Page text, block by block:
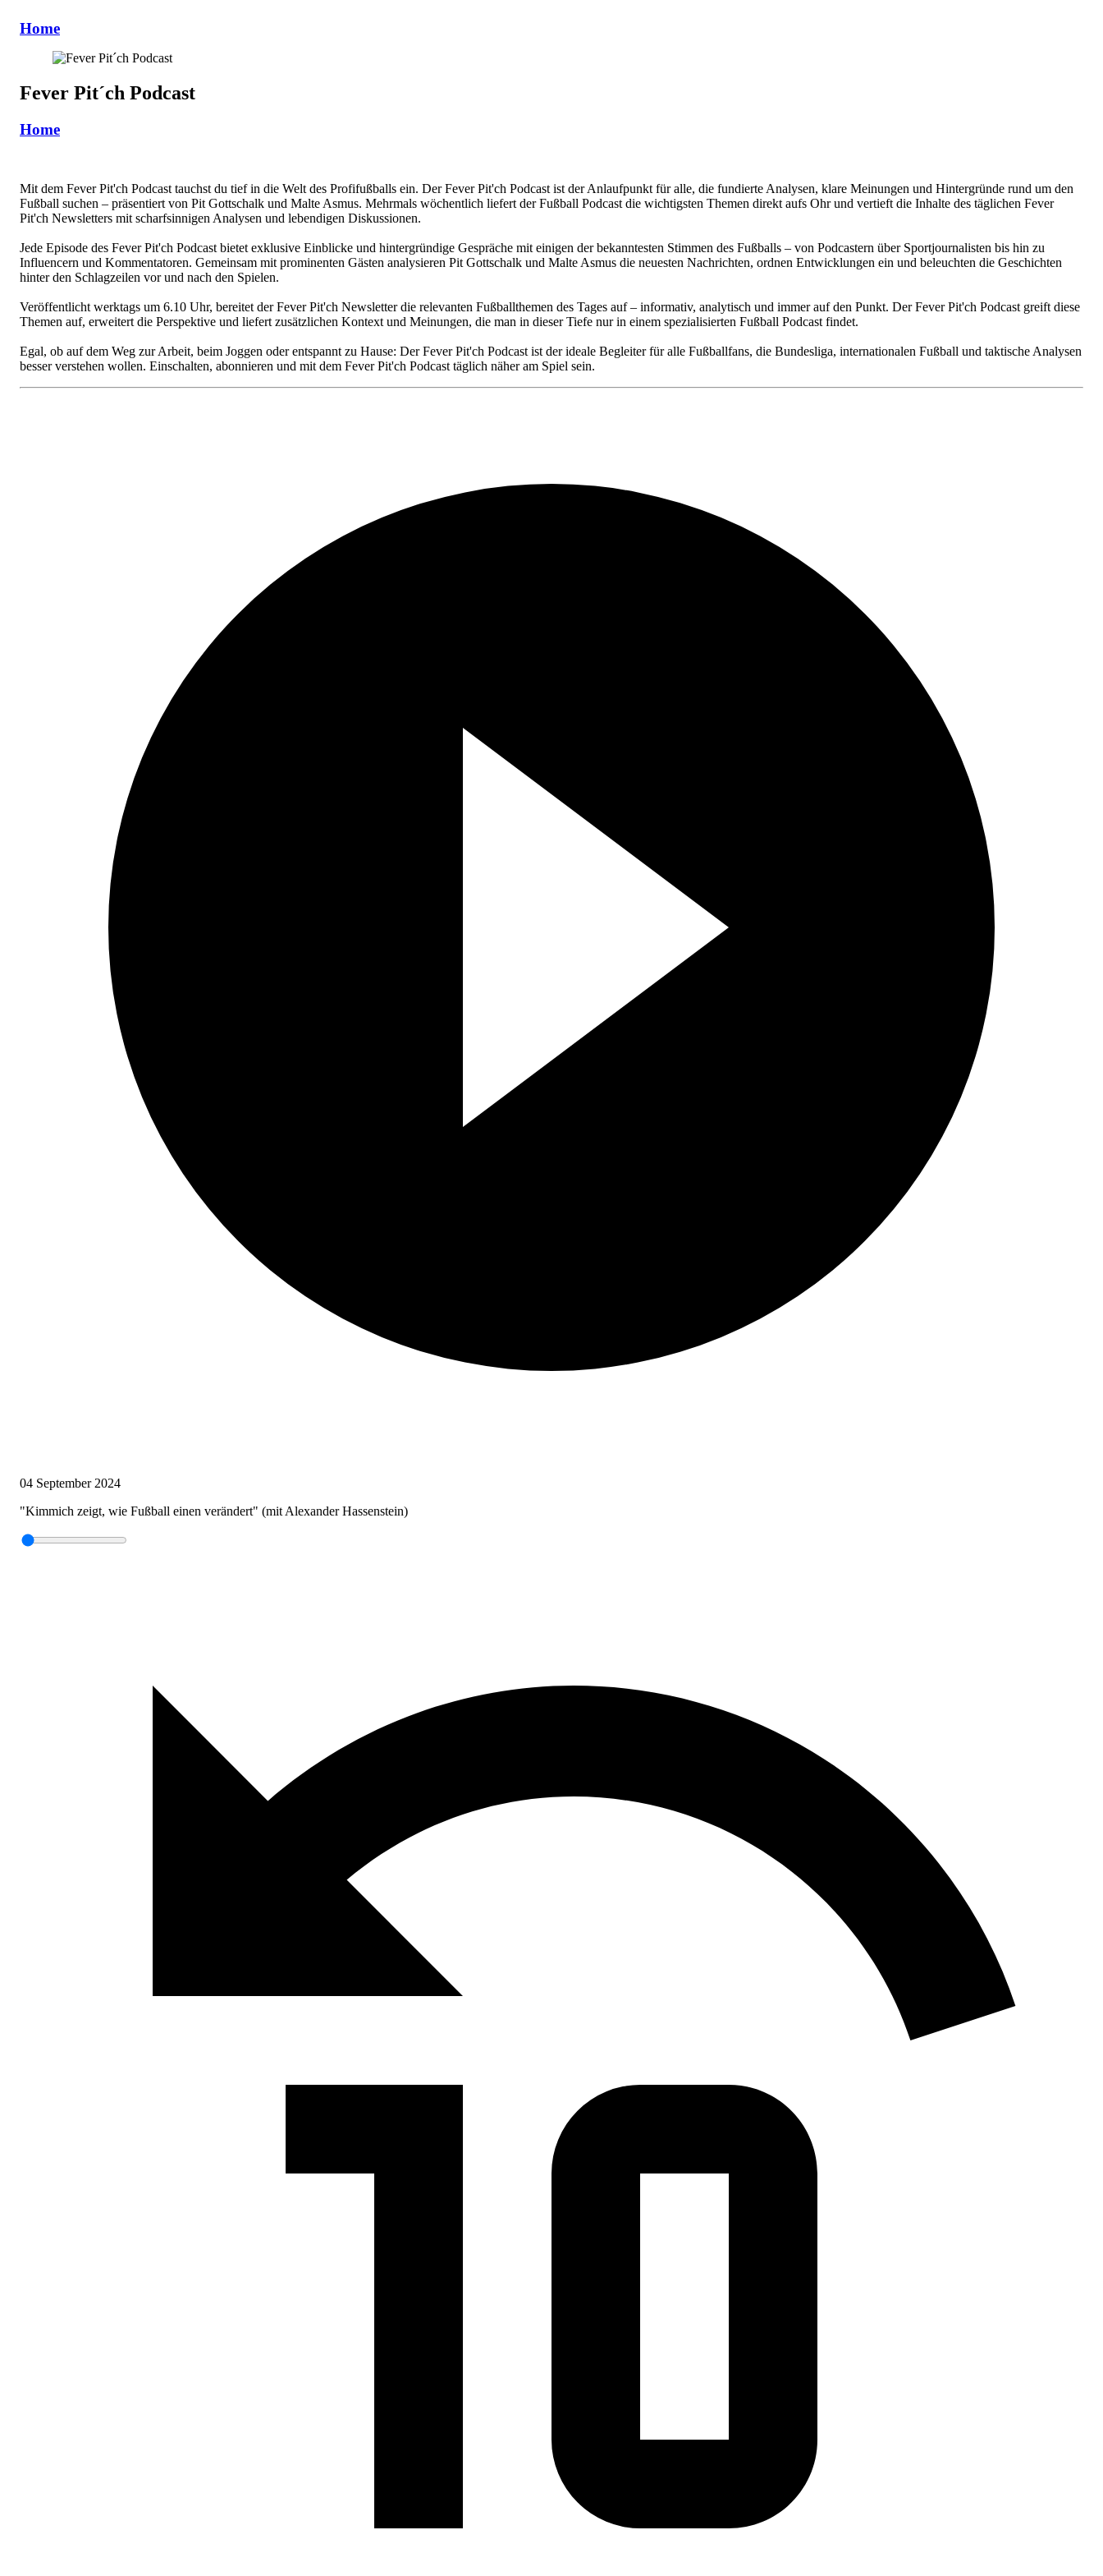
Home
Fever Pit´ch Podcast
Home
Mit dem Fever Pit'ch Podcast tauchst du tief in die Welt des Profifußballs ein. Der Fever Pit'ch Podcast ist der Anlaufpunkt für alle, die fundierte Analysen, klare Meinungen und Hintergründe rund um den
Fußball suchen – präsentiert von Pit Gottschalk und Malte Asmus. Mehrmals wöchentlich liefert der Fußball Podcast die wichtigsten Themen direkt aufs Ohr und vertieft die Inhalte des täglichen Fever
Pit'ch Newsletters mit scharfsinnigen Analysen und lebendigen Diskussionen.
Jede Episode des Fever Pit'ch Podcast bietet exklusive Einblicke und hintergründige Gespräche mit einigen der bekanntesten Stimmen des Fußballs – von Podcastern über Sportjournalisten bis hin zu
Influencern und Kommentatoren. Gemeinsam mit prominenten Gästen analysieren Pit Gottschalk und Malte Asmus die neuesten Nachrichten, ordnen Entwicklungen ein und beleuchten die Geschichten
hinter den Schlagzeilen vor und nach den Spielen.
Veröffentlicht werktags um 6.10 Uhr, bereitet der Fever Pit'ch Newsletter die relevanten Fußballthemen des Tages auf – informativ, analytisch und immer auf den Punkt. Der Fever Pit'ch Podcast greift diese
Themen auf, erweitert die Perspektive und liefert zusätzlichen Kontext und Meinungen, die man in dieser Tiefe nur in einem spezialisierten Fußball Podcast findet.
Egal, ob auf dem Weg zur Arbeit, beim Joggen oder entspannt zu Hause: Der Fever Pit'ch Podcast ist der ideale Begleiter für alle Fußballfans, die Bundesliga, internationalen Fußball und taktische Analysen
besser verstehen wollen. Einschalten, abonnieren und mit dem Fever Pit'ch Podcast täglich näher am Spiel sein.
04 September 2024
"Kimmich zeigt, wie Fußball einen verändert" (mit Alexander Hassenstein)